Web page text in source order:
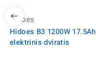
Hidoes
Hidoes B3 1200W 17.5Ah
elektrinis dviratis